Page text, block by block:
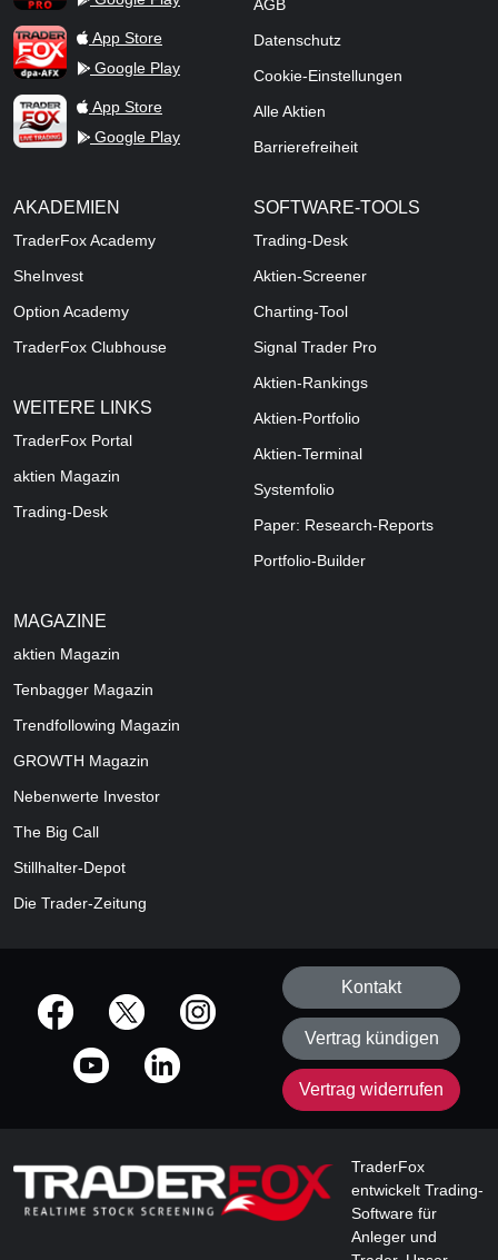
TraderFox dpa-AFX ProFeed
App Store
Google Play
TraderFox Live Trading
App Store
Google Play
AGB
Datenschutz
Cookie-Einstellungen
Alle Aktien
Barrierefreiheit
AKADEMIEN
TraderFox Academy
SheInvest
Option Academy
TraderFox Clubhouse
WEITERE LINKS
TraderFox Portal
aktien Magazin
Trading-Desk
SOFTWARE-TOOLS
Trading-Desk
Aktien-Screener
Charting-Tool
Signal Trader Pro
Aktien-Rankings
Aktien-Portfolio
Aktien-Terminal
Systemfolio
Paper: Research-Reports
Portfolio-Builder
MAGAZINE
aktien Magazin
Tenbagger Magazin
Trendfollowing Magazin
GROWTH Magazin
Nebenwerte Investor
The Big Call
Stillhalter-Depot
Die Trader-Zeitung
offizielle Social Media-Accounts
Kontakt
Vertrag kündigen
Vertrag widerrufen
TraderFox
entwickelt Trading-
Software für
Anleger und